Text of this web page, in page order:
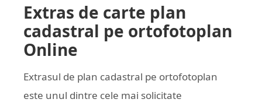
Extras de carte plan
cadastral pe ortofotoplan
Online
Extrasul de plan cadastral pe ortofotoplan
este unul dintre cele mai solicitate